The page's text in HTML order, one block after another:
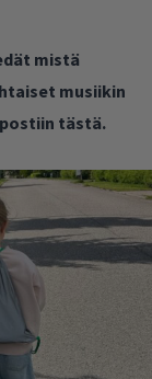
mistä
musiikin
tästä.